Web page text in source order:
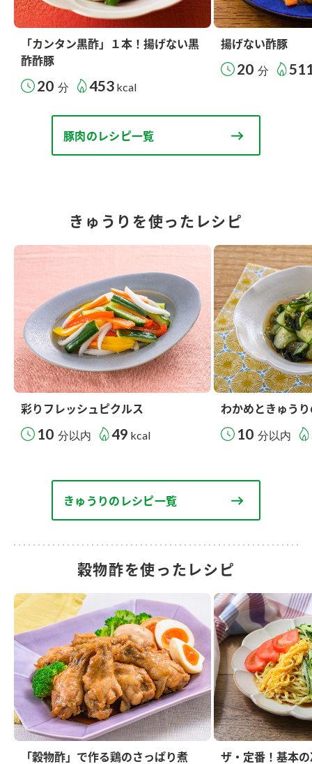
「カンタン黒酢」１本！揚げない黒
酢酢豚
20 分 453 kcal
揚げない酢豚
20 分
豚肉のレシピ一覧
きゅうりを使ったレシピ
彩りフレッシュピクルス
10 分以内 49 kcal
わかめときゅう
10 分以内
きゅうりのレシピ一覧
穀物酢を使ったレシピ
「穀物酢」で作る鶏のさっぱり煮 ザ・定番！基本